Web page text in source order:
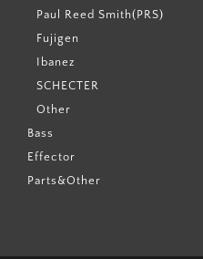
Paul Reed Smith(PRS)
Fujigen
Ibanez
SCHECTER
Other
Bass
Effector
Parts&Other